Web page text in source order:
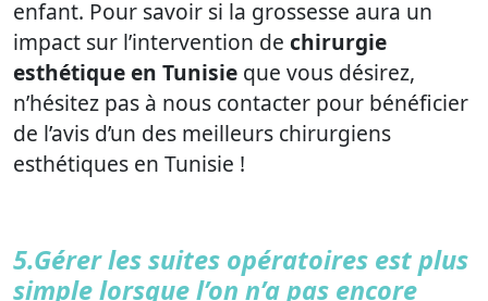
enfant. Pour savoir si la grossesse aura un
impact sur l’intervention de chirurgie
esthétique en Tunisie que vous désirez,
n’hésitez pas à nous contacter pour bénéficier
de l’avis d’un des meilleurs chirurgiens
esthétiques en Tunisie !
5.Gérer les suites opératoires est plus
simple lorsque l’on n’a pas encore